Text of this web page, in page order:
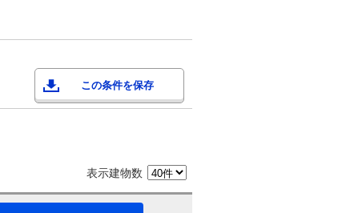
この条件を保存
表示建物数